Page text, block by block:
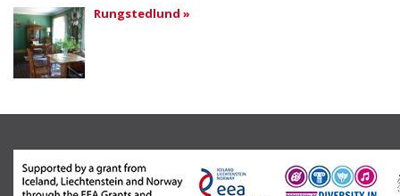
Rungstedlund »